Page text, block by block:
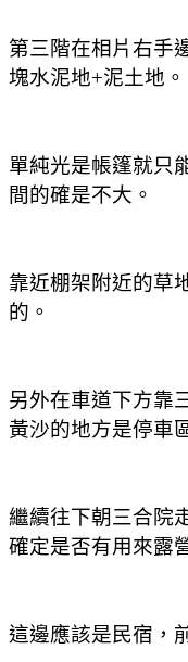
第三階在相片右手
塊水泥地+泥土地。
單純光是帳篷就只
間的確是不大。
靠近棚架附近的草
的。
另外在車道下方靠
黃沙的地方是停車
繼續往下朝三合院
確定是否有用來露
這邊應該是民宿，